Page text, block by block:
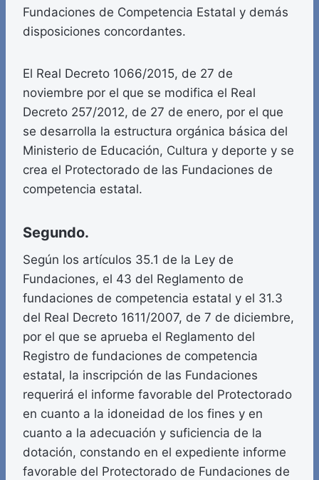
Fundaciones de Competencia Estatal y demás
disposiciones concordantes.
El Real Decreto 1066/2015, de 27 de
noviembre por el que se modifica el Real
Decreto 257/2012, de 27 de enero, por el que
se desarrolla la estructura orgánica básica del
Ministerio de Educación, Cultura y deporte y se
crea el Protectorado de las Fundaciones de
competencia estatal.
Segundo.
Según los artículos 35.1 de la Ley de
Fundaciones, el 43 del Reglamento de
fundaciones de competencia estatal y el 31.3
del Real Decreto 1611/2007, de 7 de diciembre,
por el que se aprueba el Reglamento del
Registro de fundaciones de competencia
estatal, la inscripción de las Fundaciones
requerirá el informe favorable del Protectorado
en cuanto a la idoneidad de los fines y en
cuanto a la adecuación y suficiencia de la
dotación, constando en el expediente informe
favorable del Protectorado de Fundaciones de